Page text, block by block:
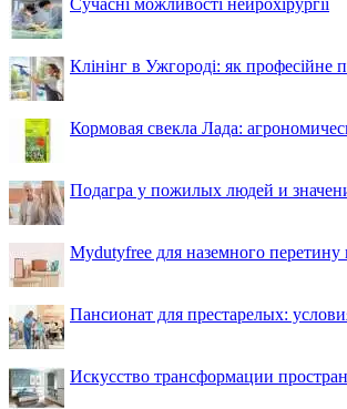
Клінінг в Ужгороді: як професійне
Кормовая свекла Лада:
Подагра у пожилых людей и
Mydutyfree для наземного
Пансионат для престарелых:
Искусство трансформации